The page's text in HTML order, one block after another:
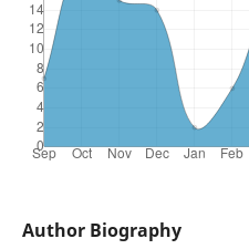
Author Biography